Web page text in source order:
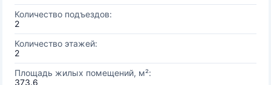
Количество подъездов:
2
Количество этажей:
2
Площадь жилых помещений, м²:
373.6